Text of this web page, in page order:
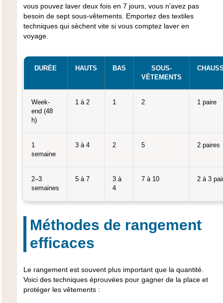
vous pouvez laver deux fois en 7 jours, vous n’avez pas
besoin de sept sous-vêtements. Emportez des textiles
techniques qui sèchent vite si vous comptez laver en
voyage.
DURÉE HAUTS BAS
SOUS-
VÊTEMENTS
Week-
end (48
h)
1 à 2 1 2 1 paire
1
semaine
3 à 4 2 5 2 paires
2–3
semaines
5 à 7
3 à
4
7 à 10 2 à 3
Méthodes de rangement
efficaces
Le rangement est souvent plus important que la quantité.
Voici des techniques éprouvées pour gagner de la place et
protéger les vêtements :